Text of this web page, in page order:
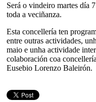
Será o vindeiro martes día
toda a veciñanza.
Esta concellería ten
entre outras actividades,
maio e unha actividade
colaboración coa
Eusebio Lorenzo Baleirón.